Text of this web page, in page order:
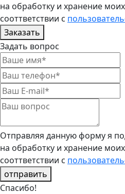
на обработку и хранение
сооттветствии с
Заказать
Задать вопрос
Отправляя данную форму я
на обработку и хранение
сооттветствии с
отправить
Спасибо!